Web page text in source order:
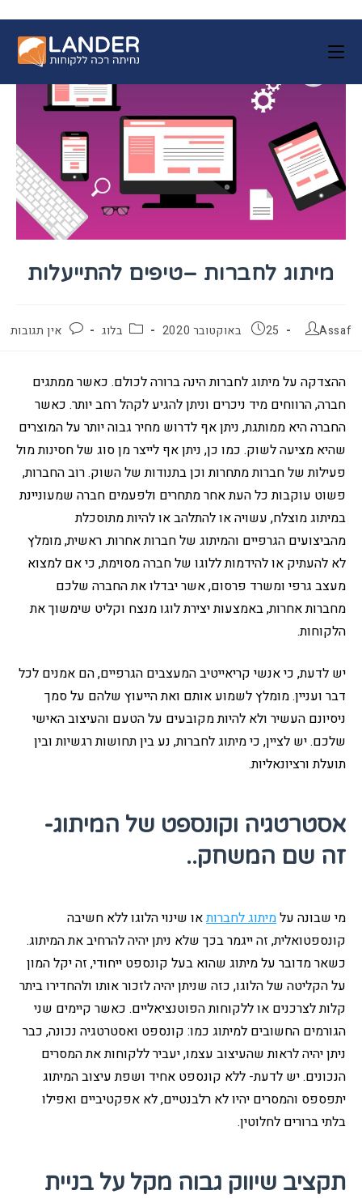
מיתוג לחברות –טיפים להתייעלות
מחבר:
Assaf פורסם:
25 באוקטובר 2020 קטגוריה:
בלוג תגובות:אין תגובות
ההצדקה על מיתוג לחברות הינה ברורה לכולם. כאשר ממתגים
חברה, הרווחים מיד ניכרים וניתן להגיע לקהל רחב יותר. כאשר
החברה היא ממותגת, ניתן אף לדרוש מחיר גבוה יותר על המוצרים
שהיא מציעה לשוק. כמו כן, ניתן אף לייצר מן סוג של חסינות מול
פעילות של חברות מתחרות וכן בתנודות של השוק. רוב החברות,
פשוט עוקבות כל העת אחר מתחרים ולפעמים חברה שמעוניינת
במיתוג מוצלח, עשויה או להתלהב או להיות מתוסכלת
מהביצועים הגרפיים והמיתוג של חברות אחרות. ראשית, מומלץ
לא להעתיק או להידמות ללוגו של חברה מסוימת, כי אם למצוא
מעצב גרפי ומשרד פרסום, אשר יבדלו את החברה שלכם
מחברות אחרות, באמצעות יצירת לוגו מנצח וקליט שימשוך את
הלקוחות.
יש לדעת, כי אנשי קריאייטיב המעצבים הגרפיים, הם אמנים לכל
דבר ועניין. מומלץ לשמוע אותם ואת הייעוץ שלהם על סמך
ניסיונם העשיר ולא להיות מקובעים על הטעם והעיצוב האישי
שלכם. יש לציין, כי מיתוג לחברות, נע בין תחושות רגשיות ובין
תועלת ורציונאליות.
אסטרטגיה וקונספט של המיתוג-
זה שם המשחק..
מי שבונה עלמיתוג לחברותאו שינוי הלוגו ללא חשיבה
קונספטואלית, זה ייגמר בכך שלא ניתן יהיה להרחיב את המיתוג.
כשאר מדובר על מיתוג שהוא בעל קונספט ייחודי, זה יקל המון
על הקליטה של הלוגו, כזה שניתן יהיה לזכור אותו ולהחדירו ביתר
קלות לצרכנים או ללקוחות הפוטנציאליים. כאשר קיימים שני
הגורמים החשובים למיתוג כמו: קונספט ואסטרטגיה נכונה, כבר
ניתן יהיה לראות שהעיצוב עצמו, יעביר ללקוחות את המסרים
הנכונים. יש לדעת- ללא קונספט אחיד ושפת עיצוב המיתוג
יתפספס והמסרים יהיו לא רלבנטיים, לא אפקטיביים ואפילו
בלתי ברורים לחלוטין.
תקציב שיווק גבוה מקל על בניית